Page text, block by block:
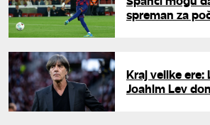
spreman za
Kraj velike ere:
Joahim Lev